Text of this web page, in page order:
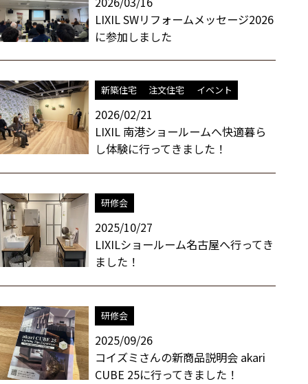
LIXIL SWリフォームメッセージ2026
に参加しました
新築住宅 注文住宅 イベント
2026/02/21
LIXIL 南港ショールームへ快適暮ら
し体験に行ってきました！
研修会
2025/10/27
LIXILショールーム名古屋へ行ってき
ました！
研修会
2025/09/26
コイズミさんの新商品説明会 akari
CUBE 25に行ってきました！